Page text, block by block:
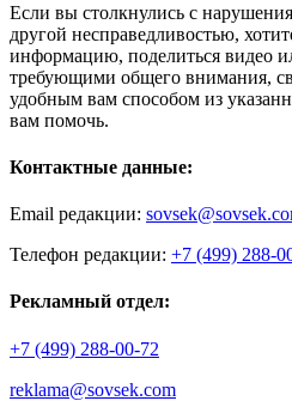
Если вы столкнулись с
другой несправедливостью,
информацию, поделиться видео
требующими общего внимания,
удобным вам способом из
вам помочь.
Контактные данные:
Email редакции:
Телефон редакции: +7 (499) 288-
Рекламный отдел:
+7 (499) 288-00-72
reklama@sovsek.com